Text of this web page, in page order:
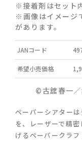
※接着剤はセット
※画像はイメージ
があります。
JANコード
希望小売価格
©古舘春一
ペーパーシアター
を、レーザーで精
げるペーパークラフ